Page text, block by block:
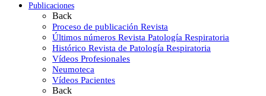
Publicaciones
Back
Proceso de publicación Revista
Últimos números Revista Patología Respiratoria
Histórico Revista de Patología Respiratoria
Vídeos Profesionales
Neumoteca
Vídeos Pacientes
Back